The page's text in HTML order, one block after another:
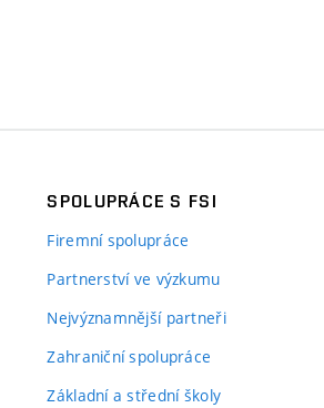
SPOLUPRÁCE S FSI
Firemní spolupráce
Partnerství ve výzkumu
Nejvýznamnější partneři
Zahraniční spolupráce
Základní a střední školy